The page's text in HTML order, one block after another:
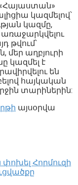
կազմելով՝
կազմը,
թվում՝
աղբյուրի
կազմել է
են
հայկական
տարիներին:
այսօրվա
Հորմուզի